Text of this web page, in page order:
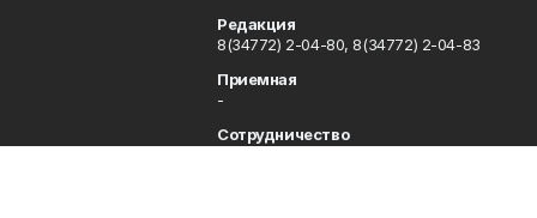
Редакция
8(34772) 2-04-80, 8(34772) 2-04-83
Приемная
-
Сотрудничество